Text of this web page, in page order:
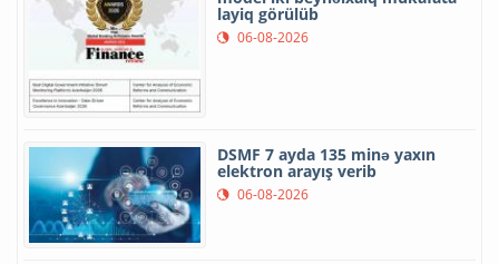
layiq görülüb
06-08-2026
DSMF 7 ayda 135 minə yaxın
elektron arayış verib
06-08-2026